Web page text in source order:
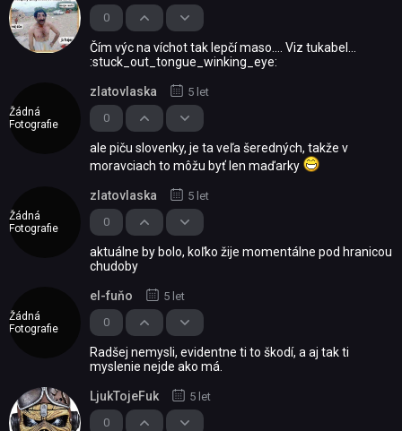
0
Čím výc na víchot tak lepčí maso.... Viz tukabel...
:stuck_out_tongue_winking_eye:
Žádná
Fotografie
0
zlatovlaska 5 let
ale piču slovenky, je ta veľa šeredných, takže v
moravciach to môžu byť len maďarky
Žádná
Fotografie
0
zlatovlaska 5 let
aktuálne by bolo, koľko žije momentálne pod hranicou
chudoby
Žádná
Fotografie
0
el-fuňo 5 let
Radšej nemysli, evidentne ti to škodí, a aj tak ti
myslenie nejde ako má.
0
LjukTojeFuk 5 let